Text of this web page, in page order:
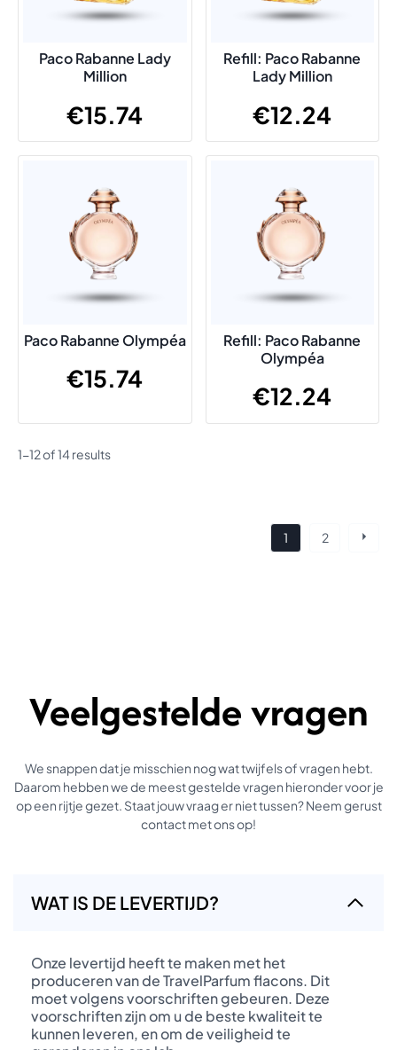
Paco Rabanne Lady
Million
€15.74
Refill: Paco Rabanne
Lady Million
€12.24
Paco Rabanne Olympéa
€15.74
Refill: Paco Rabanne
Olympéa
€12.24
1-12 of 14 results
Posts
1 2
Veelgestelde vragen
We snappen dat je misschien nog wat twijfels of vragen hebt.
Daarom hebben we de meest gestelde vragen hieronder voor je
op een rijtje gezet. Staat jouw vraag er niet tussen? Neem gerust
contact met ons op!
WAT IS DE LEVERTIJD?
Onze levertijd heeft te maken met het
produceren van de TravelParfum flacons. Dit
moet volgens voorschriften gebeuren. Deze
voorschriften zijn om u de beste kwaliteit te
kunnen leveren, en om de veiligheid te